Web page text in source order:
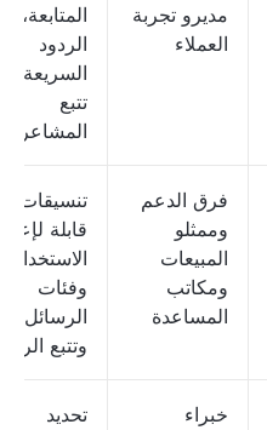
مديرو تجربة
العملاء
المتابعة،
الردود
السريعة،
تتبع
المشاعر
فرق الدعم
وممثلو
المبيعات
ومكاتب
المساعدة
تنسيقات
قابلة
الاستخدام،
وفئات
الرسائل،
وتتبع
خبراء
تحديد